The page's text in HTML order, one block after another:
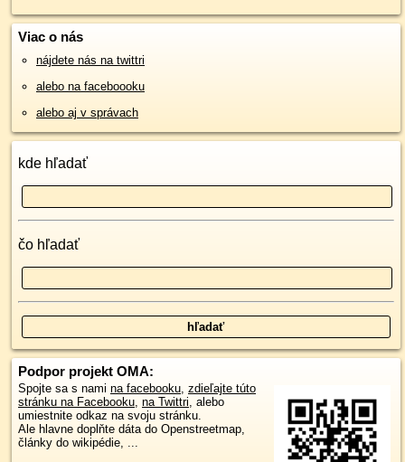
Viac o nás
nájdete nás na twittri
alebo na faceboooku
alebo aj v správach
kde hľadať
čo hľadať
Podpor projekt OMA:
Spojte sa s nami na facebooku, zdieľajte túto
stránku na Facebooku, na Twittri, alebo
umiestnite odkaz na svoju stránku.
Ale hlavne doplňte dáta do Openstreetmap,
články do wikipédie, ...